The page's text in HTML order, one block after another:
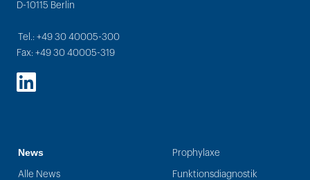
D-10115 Berlin
Tel.: +49 30 40005-300
Fax: +49 30 40005-319
LinkedIn
News
Alle News
Prophylaxe
Funktionsdiagnostik